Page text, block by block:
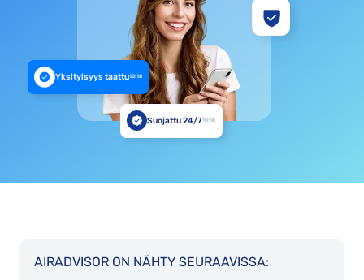
Yksityisyys taattu10:18
Suojattu 24/710:18
AIRADVISOR ON NÄHTY SEURAAVISSA: